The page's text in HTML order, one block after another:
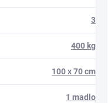
3
400 kg
100 x 70 cm
1 madlo